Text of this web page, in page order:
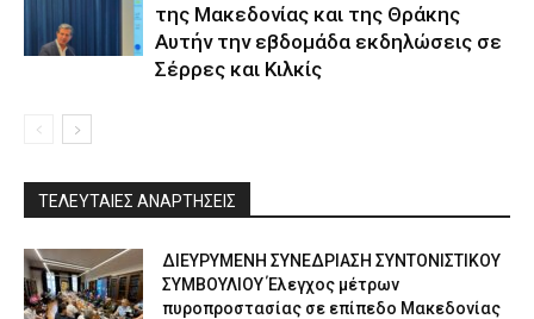
της Μακεδονίας και της Θράκης
Αυτήν την εβδομάδα εκδηλώσεις σε
Σέρρες και Κιλκίς
ΤΕΛΕΥΤΑΙΕΣ ΑΝΑΡΤΗΣΕΙΣ
ΔΙΕΥΡΥΜΕΝΗ ΣΥΝΕΔΡΙΑΣΗ ΣΥΝΤΟΝΙΣΤΙΚΟΥ
ΣΥΜΒΟΥΛΙΟΥ Έλεγχος μέτρων
πυροπροστασίας σε επίπεδο Μακεδονίας